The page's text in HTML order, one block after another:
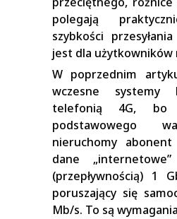
polegają
szybkości
jest dla użytkowników
W poprzednim
wczesne systemy
telefonią 4G, bo
podstawowego
nieruchomy
dane
(przepływnością) 1
poruszający się
Mb/s. To są